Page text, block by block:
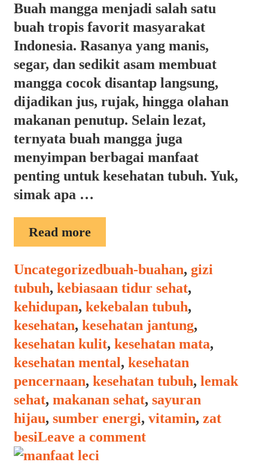
Buah mangga menjadi salah satu
buah tropis favorit masyarakat
Indonesia. Rasanya yang manis,
segar, dan sedikit asam membuat
mangga cocok disantap langsung,
dijadikan jus, rujak, hingga olahan
makanan penutup. Selain lezat,
ternyata buah mangga juga
menyimpan berbagai manfaat
penting untuk kesehatan tubuh. Yuk,
simak apa …
Read moreMANFAAT
MANGGA
Categories
UncategorizedTags
buah-buahan, gizi
tubuh, kebiasaan tidur sehat,
kehidupan, kekebalan tubuh,
kesehatan, kesehatan jantung,
kesehatan kulit, kesehatan mata,
kesehatan mental, kesehatan
pencernaan, kesehatan tubuh, lemak
sehat, makanan sehat, sayuran
hijau, sumber energi, vitamin, zat
besiLeave a comment